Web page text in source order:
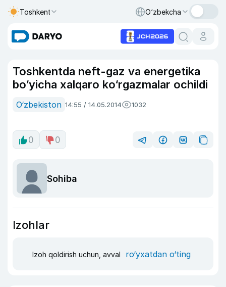
Toshkent O‘zbekcha
Toshkentda neft-gaz va energetika
bo‘yicha xalqaro ko‘rgazmalar ochildi
O‘zbekiston 14:55 / 14.05.2014 1032
0 0
Sohiba
Izohlar
Izoh qoldirish uchun, avval ro‘yxatdan o‘ting